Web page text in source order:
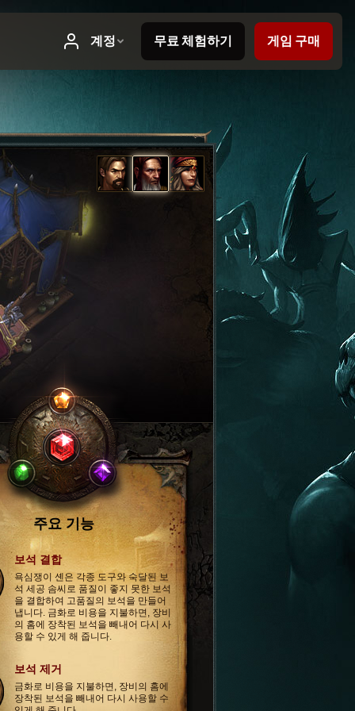
주요 기능
보석 결합
욕심쟁이 셴은 각종 도구와 숙달된 보
석 세공 솜씨로 품질이 좋지 못한 보석
을 결합하여 고품질의 보석을 만들어
냅니다. 금화로 비용을 지불하면, 장비
의 홈에 장착된 보석을 빼내어 다시 사
용할 수 있게 해 줍니다.
보석 제거
금화로 비용을 지불하면, 장비의 홈에
장착된 보석을 빼내어 다시 사용할 수